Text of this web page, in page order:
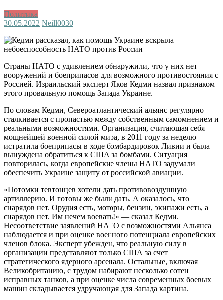
Политика
30.05.2022 Neill0030
Страны НАТО с удивлением обнаружили, что у них нет
вооружений и боеприпасов для возможного противостояния с
Россией. Израильский эксперт Яков Кедми назвал признаком
этого провальную помощь Запада Украине.
По словам Кедми, Североатлантический альянс регулярно
сталкивается с пропастью между собственным самомнением и
реальными возможностями. Организация, считающая себя
мощнейшей военной силой мира, в 2011 году за неделю
истратила боеприпасы в ходе бомбардировок Ливии и была
вынуждена обратиться к США за бомбами. Ситуация
повторилась, когда европейские члены НАТО задумали
обеспечить Украине защиту от российской авиации.
«Потомки тевтонцев хотели дать противовоздушную
артиллерию. И готовы же были дать. А оказалось, что
снарядов нет. Орудия есть, моторы, бензин, экипажи есть, а
снарядов нет. Им нечем воевать!» — сказал Кедми.
Несоответствие заявлений НАТО с возможностями Альянса
наблюдается и при оценке военного потенциала европейских
членов блока. Эксперт убежден, что реальную силу в
организации представляют только США за счет
стратегического ядерного арсенала. Остальные, включая
Великобританию, с трудом набирают несколько сотен
исправных танков, а при оценке числа современных боевых
машин складывается удручающая для Запада картина.